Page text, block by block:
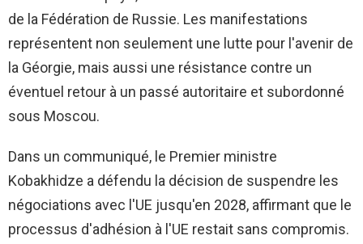
de la Fédération de Russie. Les manifestations
représentent non seulement une lutte pour l'avenir de
la Géorgie, mais aussi une résistance contre un
éventuel retour à un passé autoritaire et subordonné
sous Moscou.
Dans un communiqué, le Premier ministre
Kobakhidze a défendu la décision de suspendre les
négociations avec l'UE jusqu'en 2028, affirmant que le
processus d'adhésion à l'UE restait sans compromis.